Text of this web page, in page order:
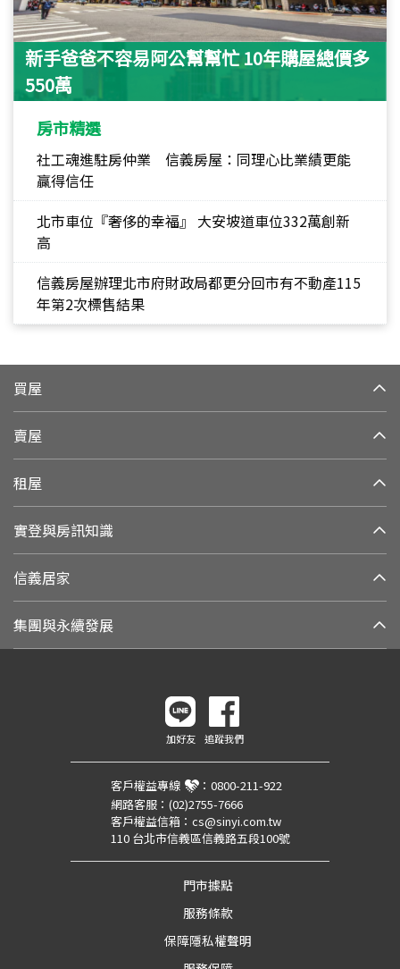
新手爸爸不容易阿公幫幫忙 10年購屋總價多
550萬
房市精選
社工魂進駐房仲業 信義房屋：同理心比業績更能
贏得信任
北市車位『奢侈的幸福』 大安坡道車位332萬創新
高
信義房屋辦理北市府財政局都更分回市有不動產115
年第2次標售結果
買屋
賣屋
租屋
實登與房訊知識
信義居家
集團與永續發展
加好友 追蹤我們
客戶權益專線 ： 0800-211-922
網路客服： (02)2755-7666
客戶權益信箱： cs@sinyi.com.tw
110 台北市信義區信義路五段100號
門市據點
服務條款
保障隱私權聲明